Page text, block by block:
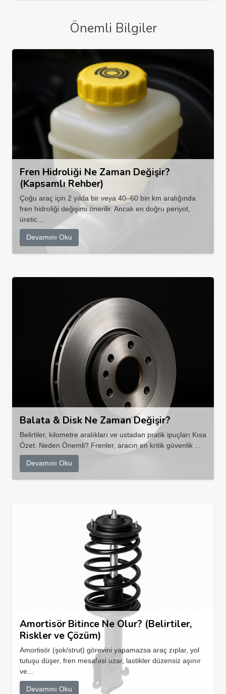
Önemli Bilgiler
Fren Hidroliği Ne Zaman Değişir?
(Kapsamlı Rehber)
Çoğu araç için 2 yılda bir veya 40–60 bin km aralığında
fren hidroliği değişimi önerilir. Ancak en doğru periyot,
üretic...
Devamını Oku
Balata & Disk Ne Zaman Değişir?
Belirtiler, kilometre aralıkları ve ustadan pratik ipuçları Kısa
Özet: Neden Önemli? Frenler, aracın en kritik güvenlik ...
Devamını Oku
Amortisör Bitince Ne Olur? (Belirtiler,
Riskler ve Çözüm)
Amortisör (şok/strut) görevini yapamazsa araç zıplar, yol
tutuşu düşer, fren mesafesi uzar, lastikler düzensiz aşınır
ve...
Devamını Oku